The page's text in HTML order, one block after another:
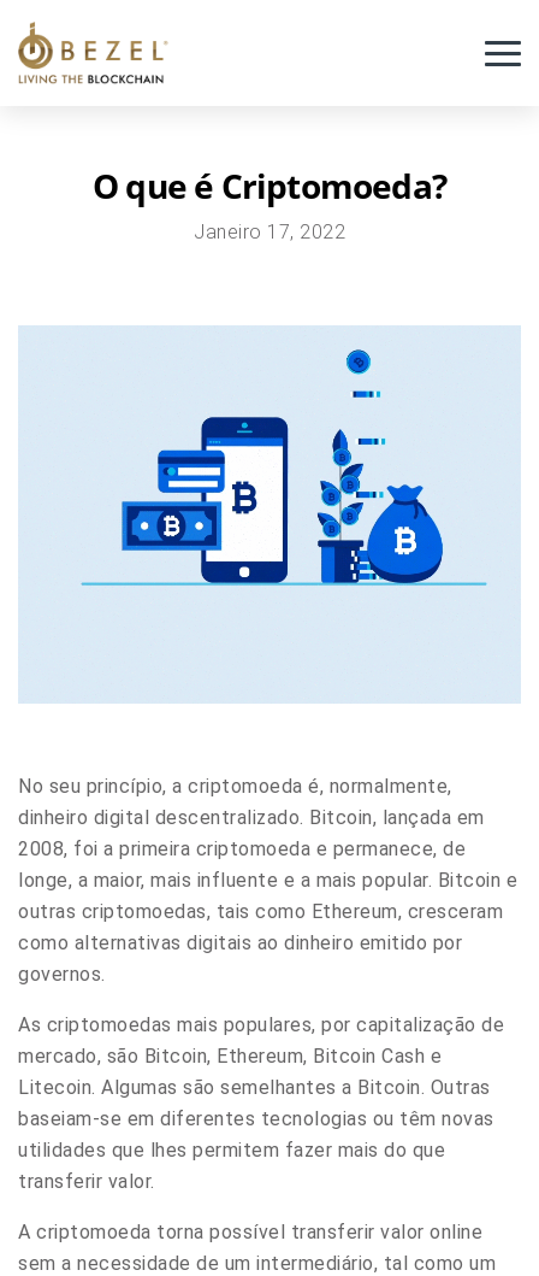
Crowdfunding de projetos
Blog
Português
Plataforma
O que é Criptomoeda?
Janeiro 17, 2022
No seu princípio, a criptomoeda é, normalmente,
dinheiro digital descentralizado. Bitcoin, lançada em
2008, foi a primeira criptomoeda e permanece, de
longe, a maior, mais influente e a mais popular. Bitcoin e
outras criptomoedas, tais como Ethereum, cresceram
como alternativas digitais ao dinheiro emitido por
governos.
As criptomoedas mais populares, por capitalização de
mercado, são Bitcoin, Ethereum, Bitcoin Cash e
Litecoin. Algumas são semelhantes a Bitcoin. Outras
baseiam-se em diferentes tecnologias ou têm novas
utilidades que lhes permitem fazer mais do que
transferir valor.
A criptomoeda torna possível transferir valor online
sem a necessidade de um intermediário, tal como um